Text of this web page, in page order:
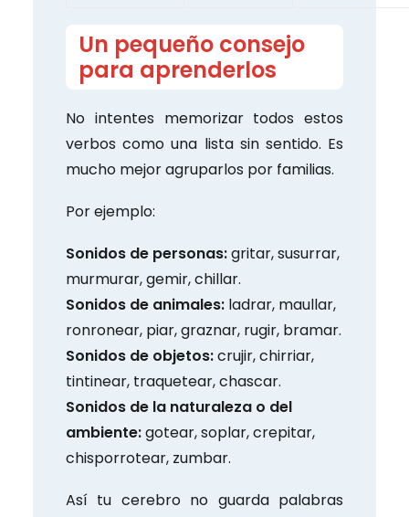
Un pequeño consejo
para aprenderlos
No intentes memorizar todos estos
verbos como una lista sin sentido. Es
mucho mejor agruparlos por familias.
Por ejemplo:
Sonidos de personas:gritar, susurrar,
murmurar, gemir, chillar.
Sonidos de animales: ladrar, maullar,
ronronear, piar, graznar, rugir, bramar.
Sonidos de objetos:crujir, chirriar,
tintinear, traquetear, chascar.
Sonidos de la naturaleza o del
ambiente:gotear, soplar, crepitar,
chisporrotear, zumbar.
Así tu cerebro no guarda palabras